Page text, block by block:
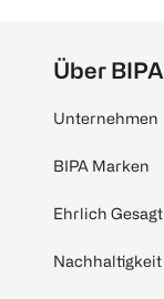
Über BIPA
Unternehmen
BIPA Marken
Ehrlich Gesagt
Nachhaltigkeit